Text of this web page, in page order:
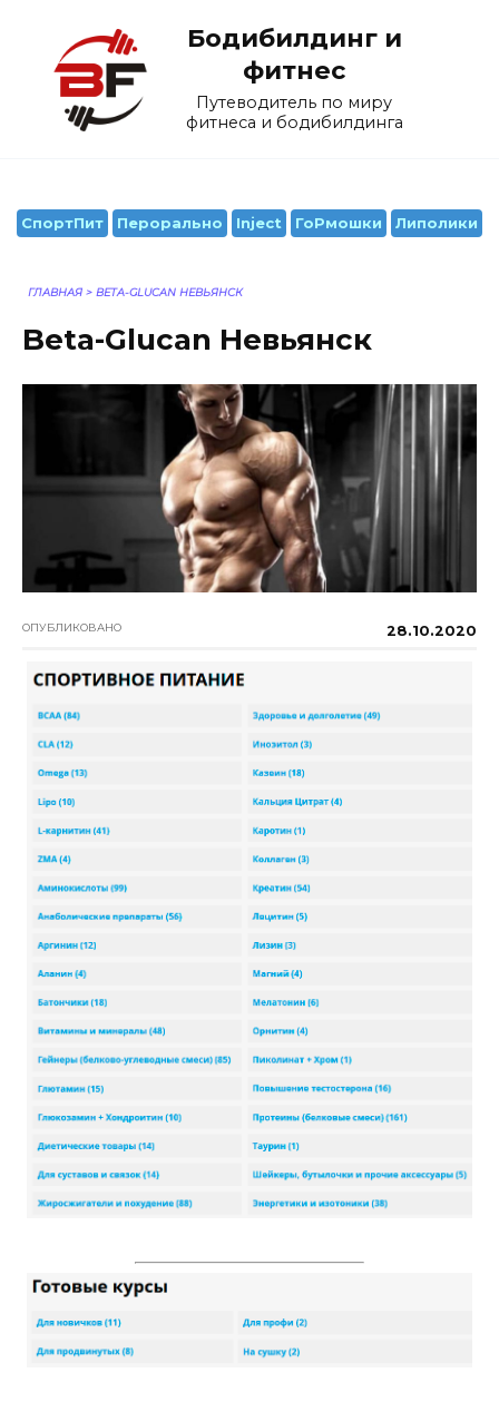
содержанию
Бодибилдинг и
фитнес
Путеводитель по миру
фитнеса и бодибилдинга
СпортПит Перорально Inject ГоРмошки Липолики
ГЛАВНАЯ > BETA-GLUCAN НЕВЬЯНСК
Beta-Glucan Невьянск
ОПУБЛИКОВАНО 28.10.2020